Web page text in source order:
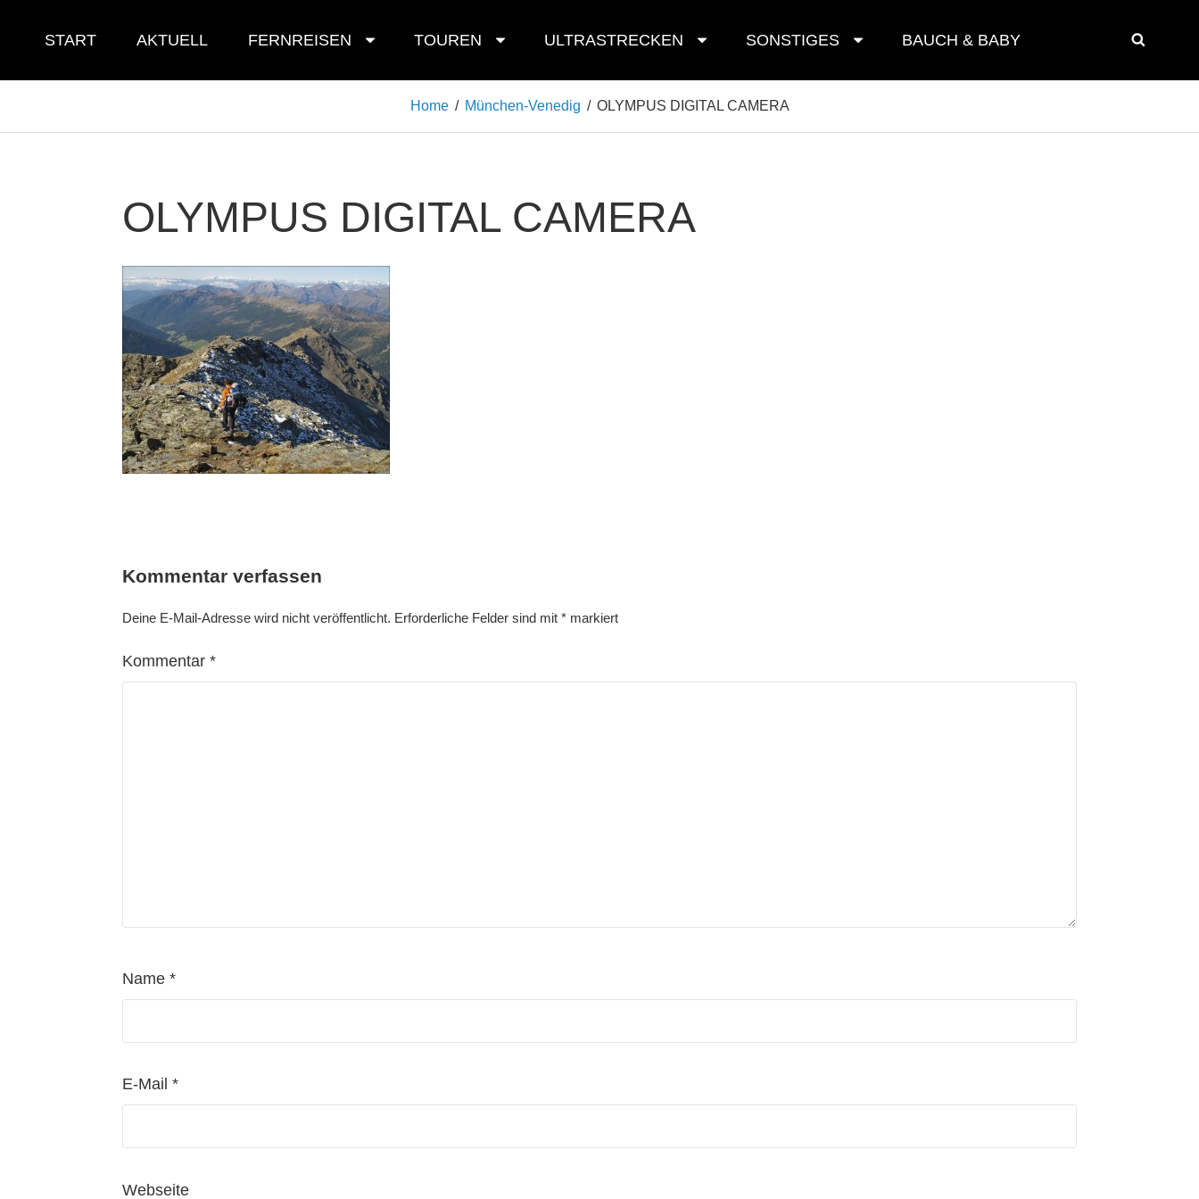
START AKTUELL FERNREISEN TOUREN ULTRASTRECKEN SONSTIGES BAUCH & BABY
Home / München-Venedig / OLYMPUS DIGITAL CAMERA
OLYMPUS DIGITAL CAMERA
Kommentar verfassen
Deine E-Mail-Adresse wird nicht veröffentlicht. Erforderliche Felder sind mit * markiert
Kommentar *
Name *
E-Mail *
Webseite